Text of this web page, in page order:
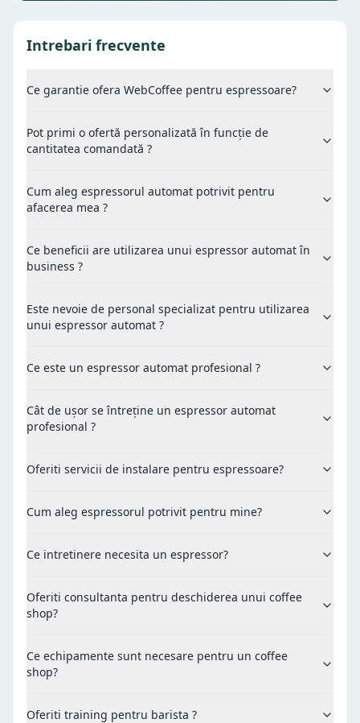
Intrebari frecvente
Ce garantie ofera WebCoffee pentru espressoare?
Pot primi o ofertă personalizată în funcție de
cantitatea comandată ?
Cum aleg espressorul automat potrivit pentru
afacerea mea ?
Ce beneficii are utilizarea unui espressor automat în
business ?
Este nevoie de personal specializat pentru utilizarea
unui espressor automat ?
Ce este un espressor automat profesional ?
Cât de ușor se întreține un espressor automat
profesional ?
Oferiti servicii de instalare pentru espressoare?
Cum aleg espressorul potrivit pentru mine?
Ce intretinere necesita un espressor?
Oferiti consultanta pentru deschiderea unui coffee
shop?
Ce echipamente sunt necesare pentru un coffee
shop?
Oferiti training pentru barista ?